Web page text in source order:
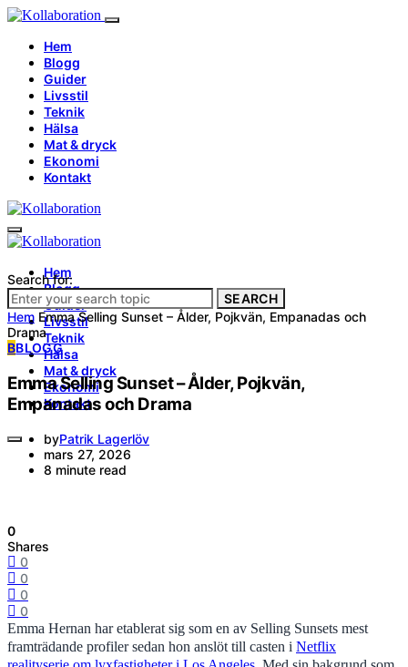
Hem
Blogg
Guider
Livsstil
Teknik
Hälsa
Mat & dryck
Ekonomi
Kontakt
Hem
Blogg
Guider
Livsstil
Teknik
Hälsa
Mat & dryck
Ekonomi
Kontakt
Search for:
SEARCH
Hem Emma Selling Sunset – Ålder, Pojkvän, Empanadas och
Drama
BBLOGG
Emma Selling Sunset – Ålder, Pojkvän,
Empanadas och Drama
byPatrik Lagerlöv
mars 27, 2026
8 minute read
0
Shares
0
0
0
0
Emma Hernan har etablerat sig som en av Selling Sunsets mest
framträdande profiler sedan hon anslöt till casten i Netflix